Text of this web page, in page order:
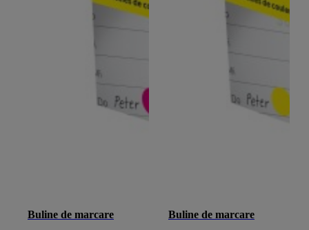
Buline de marcare
Buline de marcare